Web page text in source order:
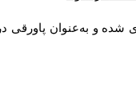
شده و به‌عنوان پاورقی